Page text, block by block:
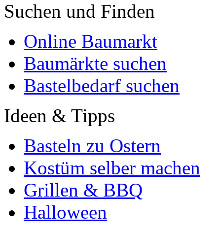
Suchen und Finden
Online Baumarkt
Baumärkte suchen
Bastelbedarf suchen
Ideen & Tipps
Basteln zu Ostern
Kostüm selber machen
Grillen & BBQ
Halloween